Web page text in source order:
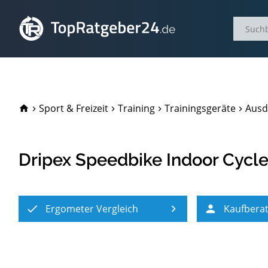
TopRatgeber24.de
Sport & Freizeit Training Trainingsgeräte
Dripex Speedbike Indoor Cycle
Ergometer Vergleich